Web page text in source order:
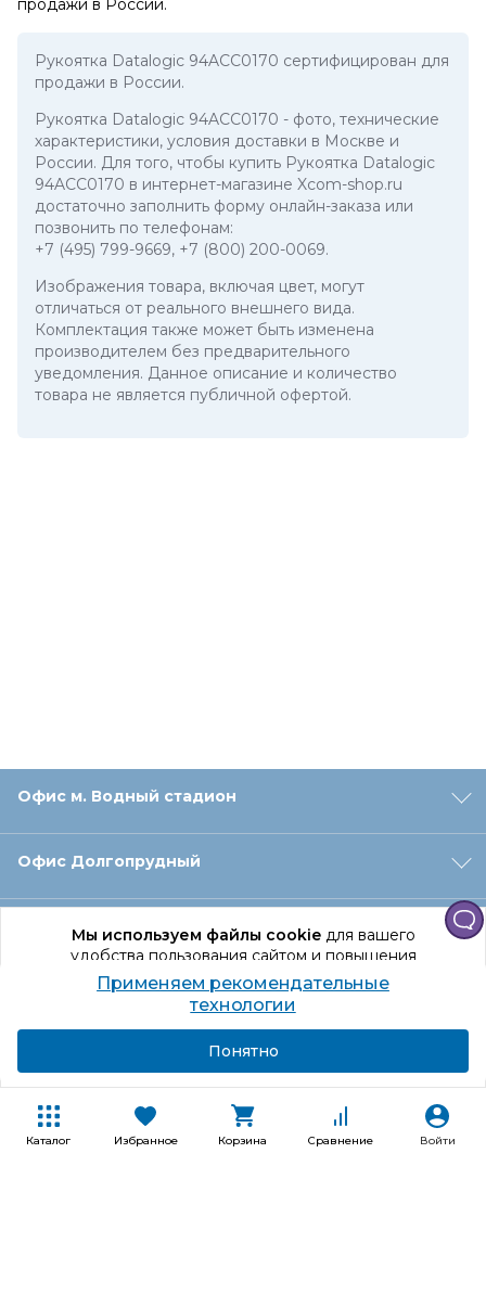
Каталог Избранное Корзина Сравнение Войти
Мы используем файлы cookieдля вашего
удобства пользования сайтом и повышения
качества рекомендаций.
Продолжая использование сайта, вы даете
согласие на обработку персональных данных
продажи в России.
Рукоятка Datalogic 94ACC0170 сертифицирован для
продажи в России.
Рукоятка Datalogic 94ACC0170 - фото, технические
характеристики, условия доставки в Москве и
России. Для того, чтобы купить Рукоятка Datalogic
94ACC0170 в интернет-магазине Xcom-shop.ru
достаточно заполнить форму онлайн-заказа или
позвонить по телефонам:
+7 (495) 799-9669, +7 (800) 200-0069.
Изображения товара, включая цвет, могут
отличаться от реального внешнего вида.
Комплектация также может быть изменена
производителем без предварительного
уведомления. Данное описание и количество
товара не является публичной офертой.
Офис м. Водный стадион
Офис Долгопрудный
Офис Санкт‑Петербург
Оформление заказа
Покупателям
Применяем рекомендательные
технологии
Понятно